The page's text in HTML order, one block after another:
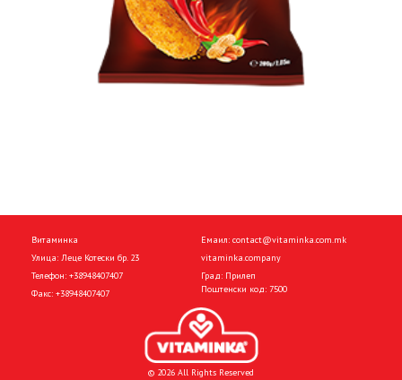
Витаминка
Улица: Леце Котески бр. 23
Телефон: +38948407407
Факс: +38948407407
Емаил: contact@vitaminka.com.mk
vitaminka.company
Град: Прилеп
Поштенски код: 7500
© 2026 All Rights Reserved